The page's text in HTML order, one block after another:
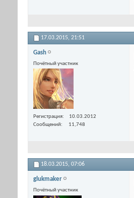
17.03.2015, 21:51
Gash
Почётный участник
Регистрация
10.03.2012
Сообщений
11,748
18.03.2015, 07:06
glukmaker
Почётный участник